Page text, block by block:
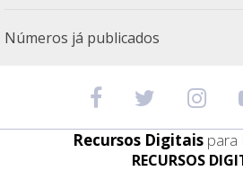
Números já publicados
Recursos Digitais para
RECURSOS